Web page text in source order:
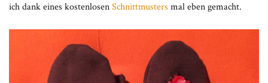
ich dank eines kostenlosenSchnittmusters mal eben gemacht.